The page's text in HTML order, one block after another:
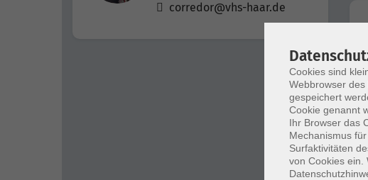
corredor@vhs-haar.de
Cookies sind
Webbrowser
gespeichert
Cookie genannt
Ihr Browser das
Mechanismus
Surfaktivitäten
von Cookies ein.